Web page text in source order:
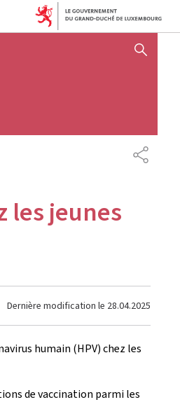
AFFICHER / MASQUER
les jeunes
Dernière modification le 28.04.2025
humain (HPV) chez les
de vaccination parmi les